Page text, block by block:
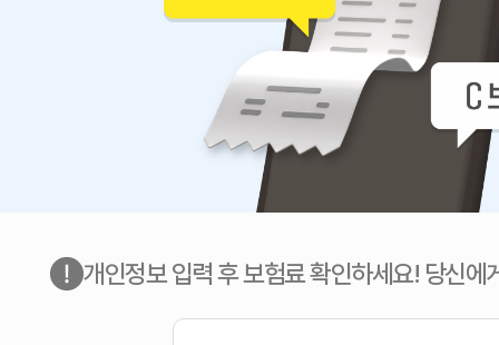
개인정보 입력 후 보험료 확인하세요! 당신에